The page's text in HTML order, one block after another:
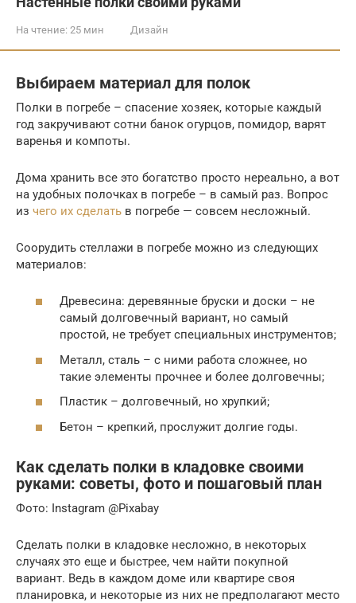
На чтение: 25 мин Дизайн
Выбираем материал для полок
Полки в погребе – спасение хозяек, которые каждый
год закручивают сотни банок огурцов, помидор, варят
варенья и компоты.
Дома хранить все это богатство просто нереально, а вот
на удобных полочках в погребе – в самый раз. Вопрос
из чего их сделать в погребе — совсем несложный.
Соорудить стеллажи в погребе можно из следующих
материалов:
Древесина: деревянные бруски и доски – не
самый долговечный вариант, но самый
простой, не требует специальных инструментов;
Металл, сталь – с ними работа сложнее, но
такие элементы прочнее и более долговечны;
Пластик – долговечный, но хрупкий;
Бетон – крепкий, прослужит долгие годы.
Как сделать полки в кладовке своими
руками: советы, фото и пошаговый план
Фото: Instagram @Pixabay
Сделать полки в кладовке несложно, в некоторых
случаях это еще и быстрее, чем найти покупной
вариант. Ведь в каждом доме или квартире своя
планировка, и некоторые из них не предполагают место